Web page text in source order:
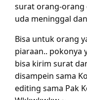
surat orang-orang
uda meninggal
Bisa untuk orang
piaraan.. pokonya
bisa kirim surat
disampein sama
editing sama Pak